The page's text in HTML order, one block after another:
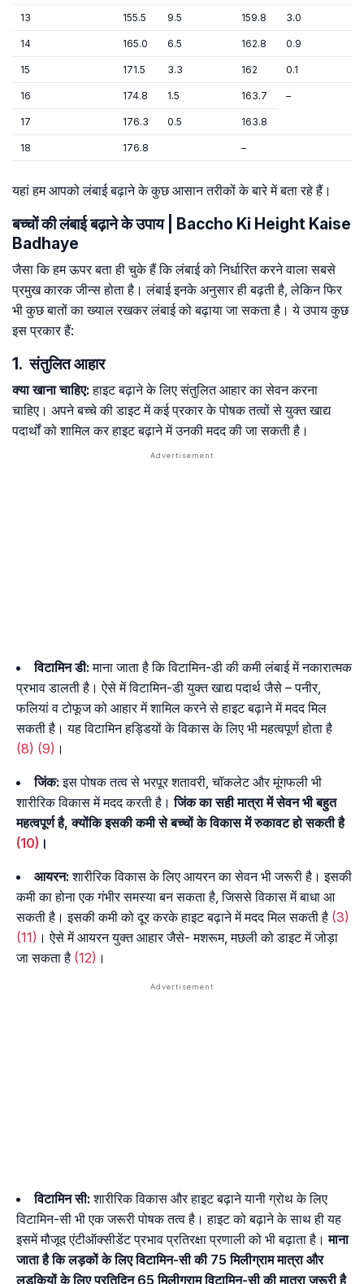
13 155.5 9.5 159.8 3.0
14 165.0 6.5 162.8 0.9
15 171.5 3.3 162 0.1
16 174.8 1.5 163.7 –
17 176.3 0.5 163.8
18 176.8 –
यहां हम आपको लंबाई बढ़ाने के कुछ आसान तरीकों के बारे में बता रहे हैं।
बच्चों की लंबाई बढ़ाने के उपाय | Baccho Ki Height Kaise
Badhaye
जैसा कि हम ऊपर बता ही चुके हैं कि लंबाई को निर्धारित करने वाला सबसे
प्रमुख कारक जीन्स होता है। लंबाई इनके अनुसार ही बढ़ती है, लेकिन फिर
भी कुछ बातों का ख्याल रखकर लंबाई को बढ़ाया जा सकता है। ये उपाय कुछ
इस प्रकार हैं:
1. संतुलित आहार
क्या खाना चाहिए: हाइट बढ़ाने के लिए संतुलित आहार का सेवन करना
चाहिए। अपने बच्चे की डाइट में कई प्रकार के पोषक तत्वों से युक्त खाद्य
पदार्थों को शामिल कर हाइट बढ़ाने में उनकी मदद की जा सकती है।
विटामिन डी:माना जाता है कि विटामिन-डी की कमी लंबाई में नकारात्मक
प्रभाव डालती है। ऐसे में विटामिन-डी युक्त खाद्य पदार्थ जैसे – पनीर,
फलियां व टोफूज को आहार में शामिल करने से हाइट बढ़ाने में मदद मिल
सकती है। यह विटामिन हड्डियों के विकास के लिए भी महत्वपूर्ण होता है
(8) (9) ।
जिंक:इस पोषक तत्व से भरपूर शतावरी, चॉकलेट और मूंगफली भी
शारीरिक विकास में मदद करती है।जिंक का सही मात्रा में सेवन भी बहुत
महत्वपूर्ण है, क्योंकि इसकी कमी से बच्चों के विकास में रुकावट हो सकती है
(10) ।
आयरन: शारीरिक विकास के लिए आयरन का सेवन भी जरूरी है। इसकी
कमी का होना एक गंभीर समस्या बन सकता है, जिससे विकास में बाधा आ
सकती है। इसकी कमी को दूर करके हाइट बढ़ाने में मदद मिल सकती है (3)
(11) । ऐसे में आयरन युक्त आहार जैसे- मशरूम, मछली को डाइट में जोड़ा
जा सकता है (12) ।
विटामिन सी:शारीरिक विकास और हाइट बढ़ाने यानी ग्रोथ के लिए
विटामिन-सी भी एक जरूरी पोषक तत्व है। हाइट को बढ़ाने के साथ ही यह
इसमें मौजूद एंटीऑक्सीडेंट प्रभाव प्रतिरक्षा प्रणाली को भी बढ़ाता है।माना
जाता है कि लड़कों के लिए विटामिन-सी की 75 मिलीग्राम मात्रा और
लड़कियों के लिए प्रतिदिन 65 मिलीग्राम विटामिन-सी की मात्रा जरूरी है